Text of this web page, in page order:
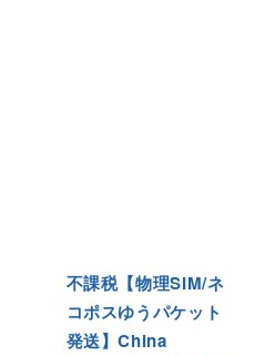
不課税【物理SIM/ネ
コポスゆうパケット
発送】China